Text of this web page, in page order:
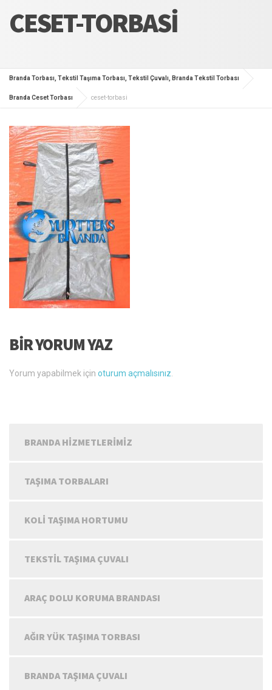
CESET-TORBASI
Branda Torbası, Tekstil Taşıma Torbası, Tekstil Çuvalı, Branda Tekstil Torbası
Branda Ceset Torbası ceset-torbasi
BIR YORUM YAZ
Yorum yapabilmek için oturum açmalısınız
BRANDA HIZMETLERIMIZ
TAŞIMA TORBALARI
KOLI TAŞIMA HORTUMU
TEKSTIL TAŞIMA ÇUVALI
ARAÇ DOLU KORUMA BRANDASI
AĞIR YÜK TAŞIMA TORBASI
BRANDA TAŞIMA ÇUVALI